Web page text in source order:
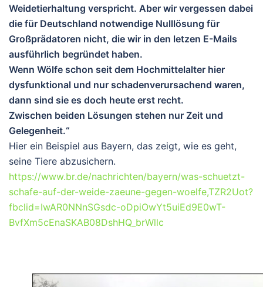
Weidetierhaltung verspricht. Aber wir vergessen dabei
die für Deutschland notwendige Nulllösung für
Großprädatoren nicht, die wir in den letzen E-Mails
ausführlich begründet haben.
Wenn Wölfe schon seit dem Hochmittelalter hier
dysfunktional und nur schadenverursachend waren,
dann sind sie es doch heute erst recht.
Zwischen beiden Lösungen stehen nur Zeit und
Gelegenheit.“
Hier ein Beispiel aus Bayern, das zeigt, wie es geht,
seine Tiere abzusichern.
https://www.br.de/nachrichten/bayern/was-schuetzt-
schafe-auf-der-weide-zaeune-gegen-woelfe,TZR2Uot?
fbclid=IwAR0NNnSGsdc-oDpiOwYt5uiEd9E0wT-
BvfXm5cEnaSKAB08DshHQ_brWllc